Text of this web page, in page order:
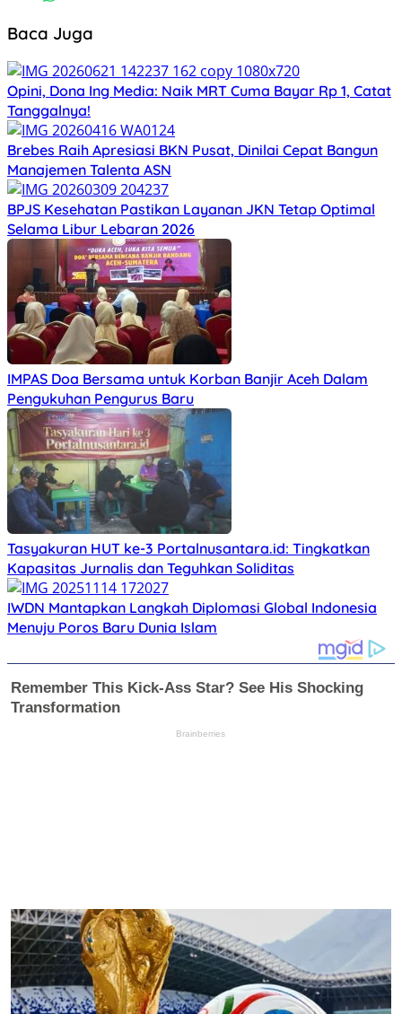
Baca Juga
Opini, Dona Ing Media: Naik MRT Cuma Bayar Rp 1, Catat
Tanggalnya!
Brebes Raih Apresiasi BKN Pusat, Dinilai Cepat Bangun
Manajemen Talenta ASN
BPJS Kesehatan Pastikan Layanan JKN Tetap Optimal
Selama Libur Lebaran 2026
IMPAS Doa Bersama untuk Korban Banjir Aceh Dalam
Pengukuhan Pengurus Baru
Tasyakuran HUT ke-3 Portalnusantara.id: Tingkatkan
Kapasitas Jurnalis dan Teguhkan Soliditas
IWDN Mantapkan Langkah Diplomasi Global Indonesia
Menuju Poros Baru Dunia Islam